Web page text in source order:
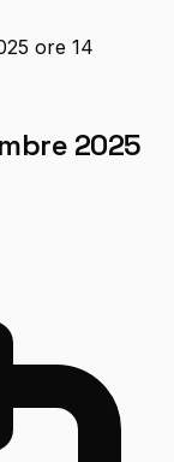
ore 14
2025